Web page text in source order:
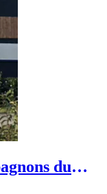
du